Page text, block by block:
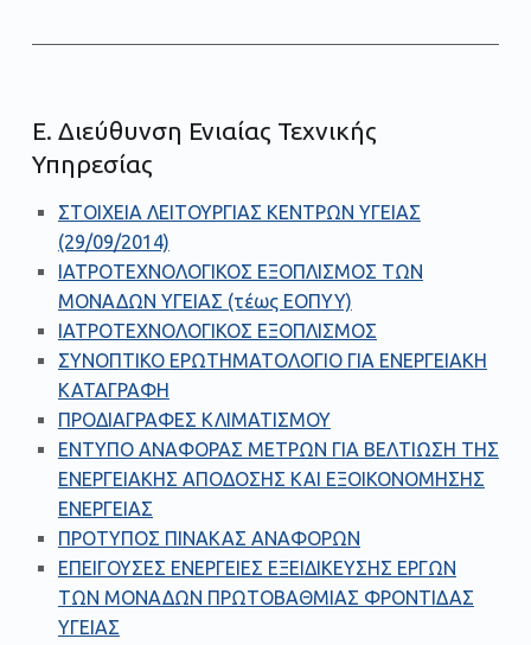
Ε. Διεύθυνση Ενιαίας Τεχνικής
Υπηρεσίας
ΣΤΟΙΧΕΙΑ ΛΕΙΤΟΥΡΓΙΑΣ ΚΕΝΤΡΩΝ ΥΓΕΙΑΣ
(29/09/2014)
ΙΑΤΡΟΤΕΧΝΟΛΟΓΙΚΟΣ ΕΞΟΠΛΙΣΜΟΣ ΤΩΝ
ΜΟΝΑΔΩΝ ΥΓΕΙΑΣ (τέως ΕΟΠΥΥ)
ΙΑΤΡΟΤΕΧΝΟΛΟΓΙΚΟΣ ΕΞΟΠΛΙΣΜΟΣ
ΣΥΝΟΠΤΙΚΟ ΕΡΩΤΗΜΑΤΟΛΟΓΙΟ ΓΙΑ ΕΝΕΡΓΕΙΑΚΗ
ΚΑΤΑΓΡΑΦΗ
ΠΡΟΔΙΑΓΡΑΦΕΣ ΚΛΙΜΑΤΙΣΜΟΥ
ΕΝΤΥΠΟ ΑΝΑΦΟΡΑΣ ΜΕΤΡΩΝ ΓΙΑ ΒΕΛΤΙΩΣΗ ΤΗΣ
ΕΝΕΡΓΕΙΑΚΗΣ ΑΠΟΔΟΣΗΣ ΚΑΙ ΕΞΟΙΚΟΝΟΜΗΣΗΣ
ΕΝΕΡΓΕΙΑΣ
ΠΡΟΤΥΠΟΣ ΠΙΝΑΚΑΣ ΑΝΑΦΟΡΩΝ
ΕΠΕΙΓΟΥΣΕΣ ΕΝΕΡΓΕΙΕΣ ΕΞΕΙΔΙΚΕΥΣΗΣ ΕΡΓΩΝ
ΤΩΝ ΜΟΝΑΔΩΝ ΠΡΩΤΟΒΑΘΜΙΑΣ ΦΡΟΝΤΙΔΑΣ
ΥΓΕΙΑΣ